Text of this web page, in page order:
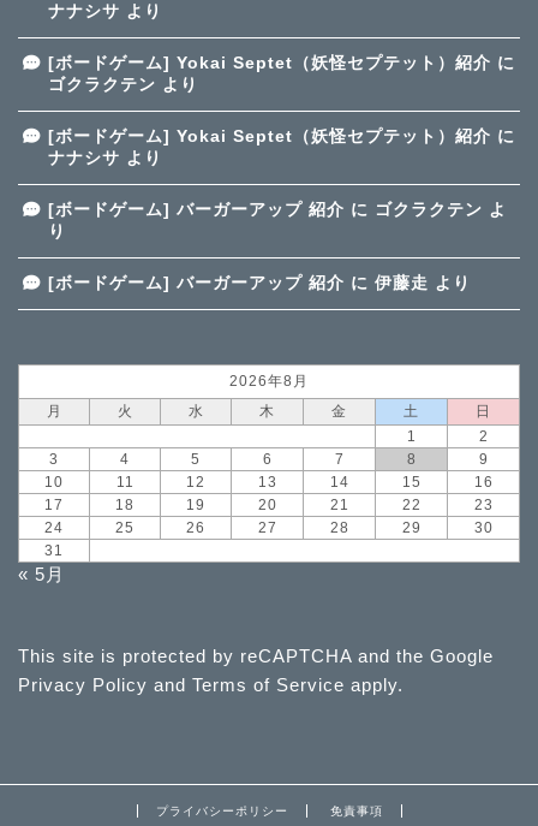
ナナシサ より
[ボードゲーム] Yokai Septet（妖怪セプテット）紹介 に
ゴクラクテン より
[ボードゲーム] Yokai Septet（妖怪セプテット）紹介 に
ナナシサ より
[ボードゲーム] バーガーアップ 紹介 に ゴクラクテン よ
り
[ボードゲーム] バーガーアップ 紹介 に 伊藤走 より
2026年8月
月
火 水 木 金 土
日
1
2
3
4 5 6 7 8
9
10
11 12 13 14 15
16
17
18 19 20 21 22
23
24
25 26 27 28 29
30
31
« 5月
This site is protected by reCAPTCHA and the Google
Privacy Policy and Terms of Service apply.
プライバシーポリシー 免責事項